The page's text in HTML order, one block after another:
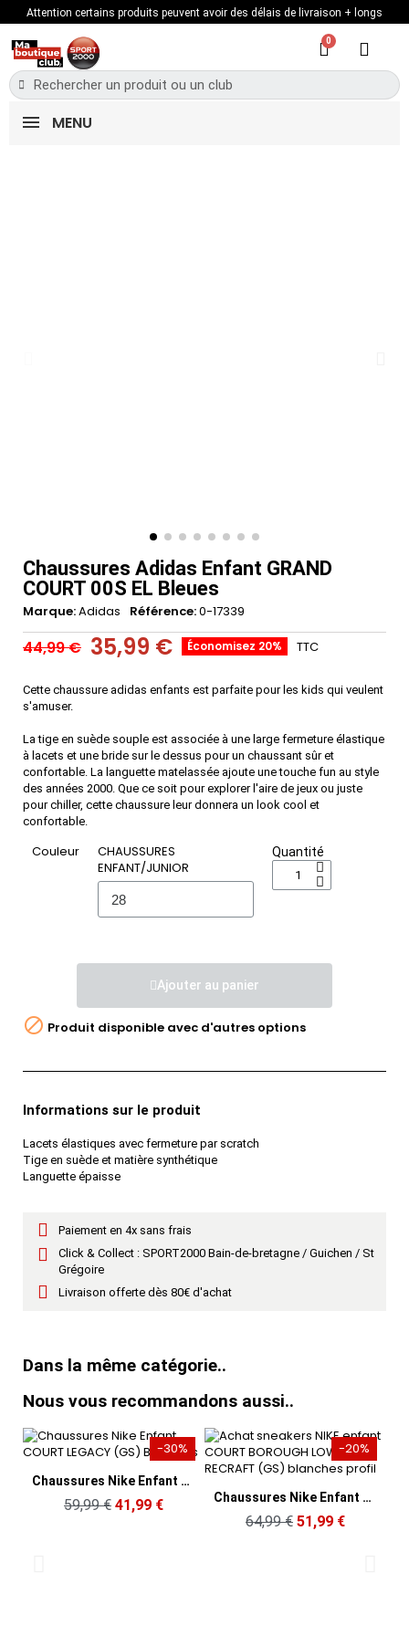
Attention certains produits peuvent avoir des délais de livraison + longs
MENU
Chaussures Adidas Enfant GRAND
COURT 00S EL Bleues
Marque Adidas Référence 0-17339
44,99 € 35,99 € Économisez 20% TTC
Cette chaussure adidas enfants est parfaite pour les kids qui veulent
s'amuser.
La tige en suède souple est associée à une large fermeture élastique
à lacets et une bride sur le dessus pour un chaussant sûr et
confortable. La languette matelassée ajoute une touche fun au style
des années 2000. Que ce soit pour explorer l'aire de jeux ou juste
pour chiller, cette chaussure leur donnera un look cool et
confortable.
Couleur
CHAUSSURES
ENFANT/JUNIOR
Quantité
Ajouter au panier
 Produit disponible avec d'autres options
Informations sur le produit
Lacets élastiques avec fermeture par scratch
Tige en suède et matière synthétique
Languette épaisse
Paiement en 4x sans frais
Click & Collect : SPORT2000 Bain-de-bretagne / Guichen / St
Grégoire
Livraison offerte dès 80€ d'achat
Dans la même catégorie..
Nous vous recommandons aussi..
Aperçu rapide
-30%
Chaussures Nike Enfant COURT LEGACY (GS) Blanches
59,99 € 41,99 €
Aperçu rapide
-20%
Chaussures Nike Enfant COURT BOROUGH LOW RECRAFT (GS) Blanches
64,99 € 51,99 €